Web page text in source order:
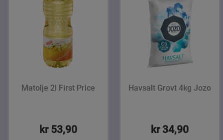
Matolje 2l First Price
kr 53,90
Havsalt Grovt 4kg Jozo
kr 34,90